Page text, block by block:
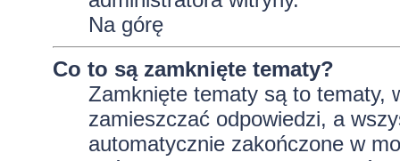
Na górę
Co to są zamknięte tematy?
Zamknięte tematy są to tematy,
zamieszczać odpowiedzi, a
automatycznie zakończone w